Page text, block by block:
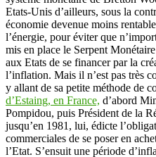
Etats-Unis d’ailleurs, sous la
économie devenue moins
l’énergie, pour éviter que
mis en place le Serpent
aux Etats de se financer par la
l’inflation. Mais il n’est pas très
y allant de sa petite méthode de
d’Estaing, en France, d’abord
Pompidou, puis Président de la
jusqu’en 1981, lui, édicte
commerciales de se poser en
l’Etat. S’ensuit une période